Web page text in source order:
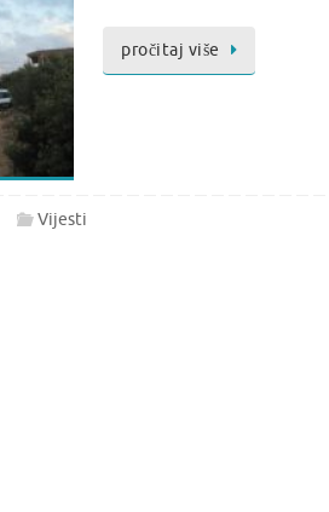
pročitaj više
Vijesti